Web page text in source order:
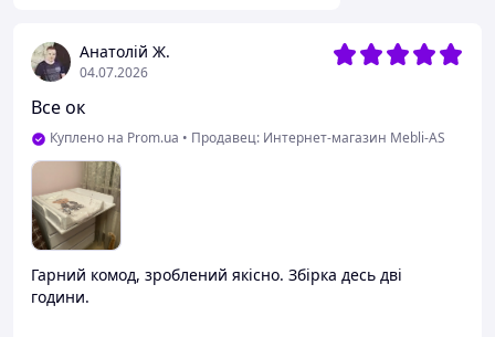
Анатолій Ж.
04.07.2026
Все ок
Куплено на Prom.ua • Продавец: Интернет-магазин Mebli-AS
Гарний комод, зроблений якісно. Збірка десь дві
години.